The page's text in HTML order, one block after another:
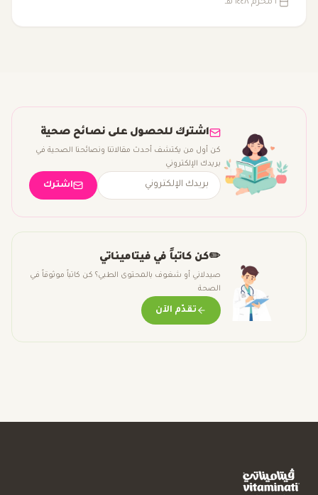
اشترك للحصول على نصائح صحية
كن أول من يكتشف أحدث مقالاتنا ونصائحنا الصحية في
بريدك الإلكتروني
اشترك
✏️كن كاتباً في فيتاميناتي
صيدلاني أو شغوف بالمحتوى الطبي؟ كن كاتباً موثوقاً في
الصحة
تقدّم الآن